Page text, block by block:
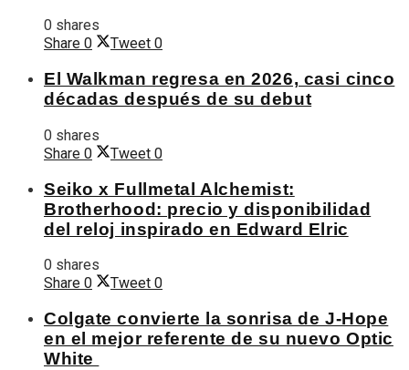
0 shares
Share 0 Tweet 0
El Walkman regresa en 2026, casi cinco
décadas después de su debut
0 shares
Share 0 Tweet 0
Seiko x Fullmetal Alchemist:
Brotherhood: precio y disponibilidad
del reloj inspirado en Edward Elric
0 shares
Share 0 Tweet 0
Colgate convierte la sonrisa de J-Hope
en el mejor referente de su nuevo Optic
White